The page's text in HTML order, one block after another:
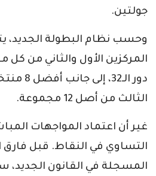
جولتين.
وحسب نظام البطولة الجديد،
المركزين الأول والثاني من
دور
الثالث من أصل 12 مجموعة.
غير أن اعتماد المواجهات
التساوي في النقاط. قبل فارق
المسجلة في القانون